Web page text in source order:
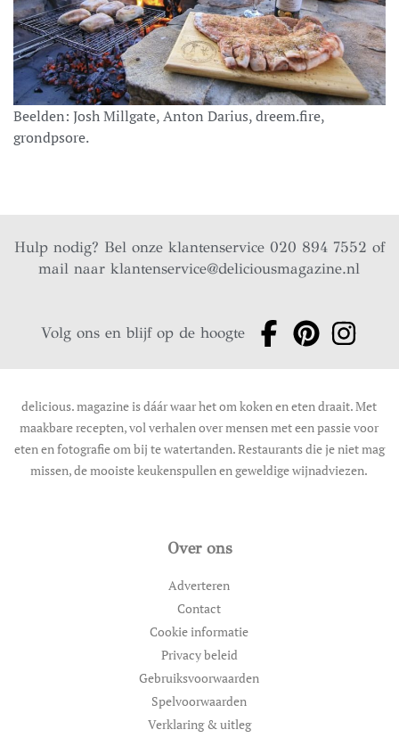
Beelden: Josh Millgate, Anton Darius, dreem.fire,
grondpsore.
Hulp nodig? Bel onze klantenservice 020 894 7552 of
mail naarklantenservice@deliciousmagazine.nl
Volg ons en blijf op de hoogte
delicious. magazine is dáár waar het om koken en eten draait. Met
maakbare recepten, vol verhalen over mensen met een passie voor
eten en fotografie om bij te watertanden. Restaurants die je niet mag
missen, de mooiste keukenspullen en geweldige wijnadviezen.
Over ons
Adverteren
Contact
Cookie informatie
Privacy beleid
Gebruiksvoorwaarden
Spelvoorwaarden
Verklaring & uitleg